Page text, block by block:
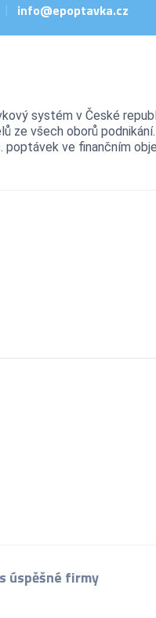
info@epoptavka.cz
systém v České
ze všech oborů podnikání.
poptávek ve finančním
úspěšné firmy